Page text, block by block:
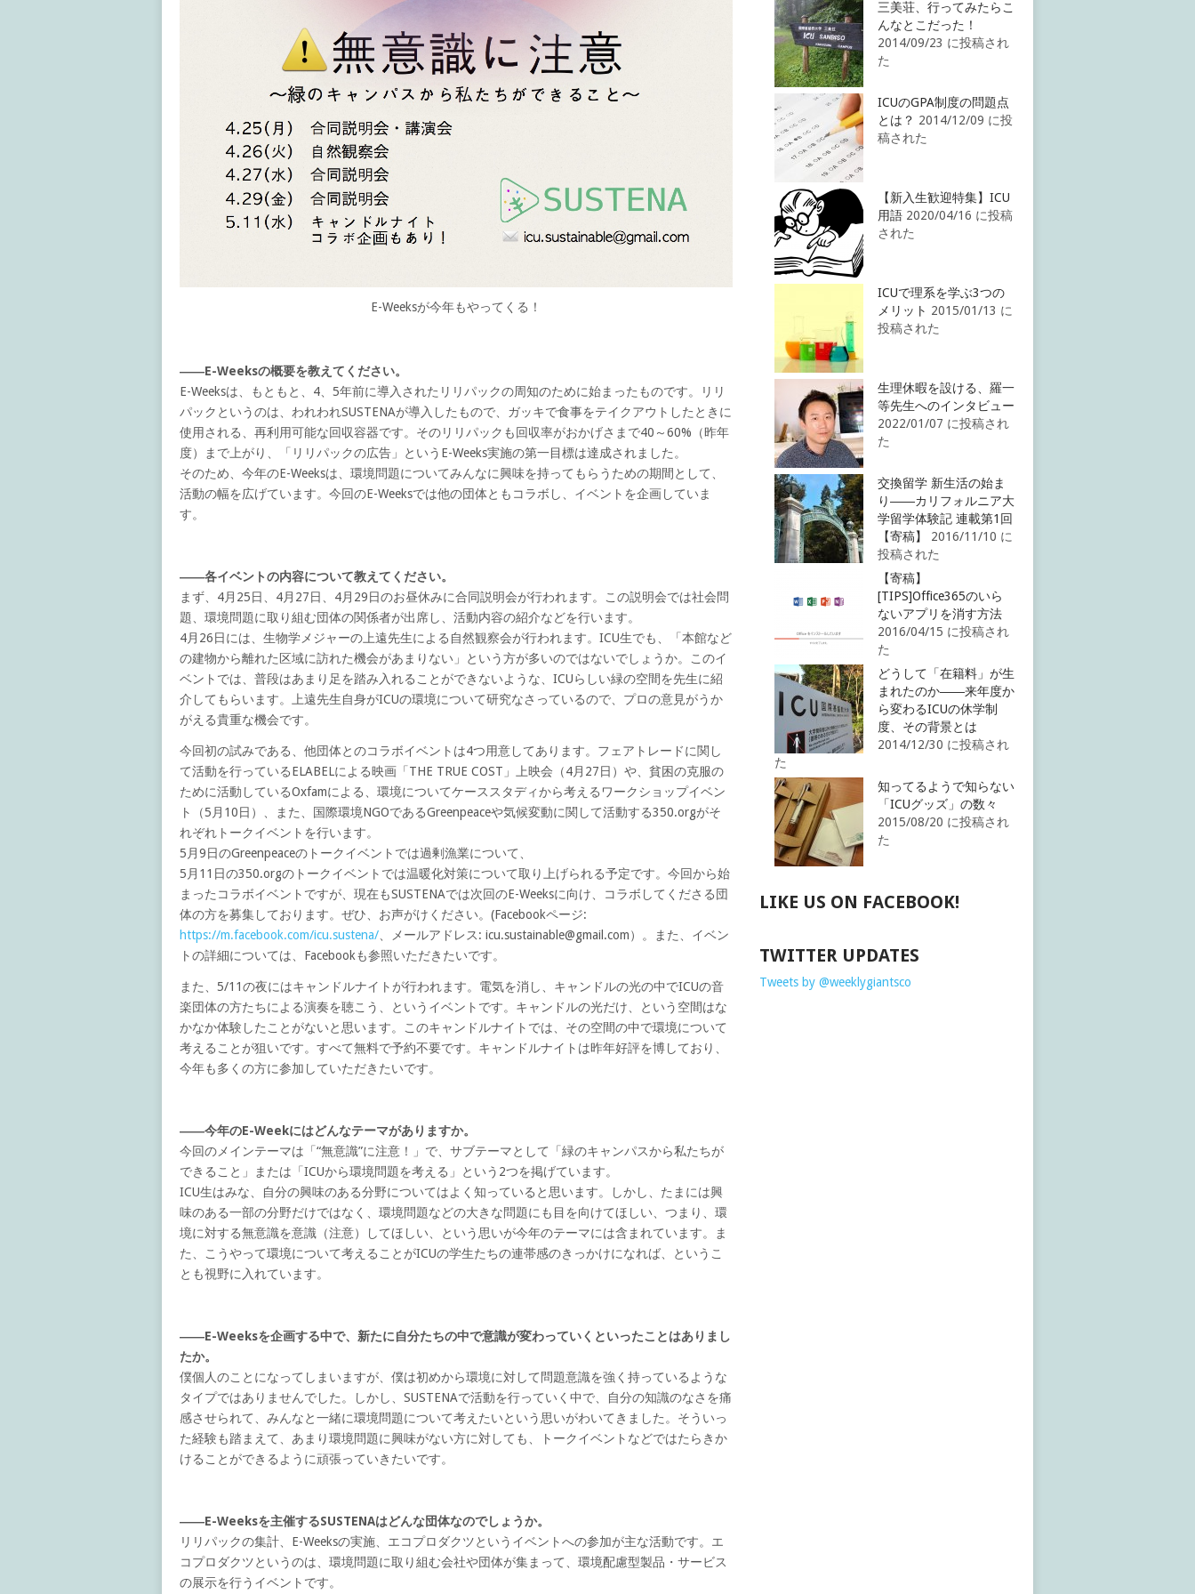
E-Weeksが今年もやってくる！
――E-Weeksの概要を教えてください。
E-Weeksは、もともと、4、5年前に導入されたリリパックの周知のために始まったものです。リリ
パックというのは、われわれSUSTENAが導入したもので、ガッキで食事をテイクアウトしたときに
使用される、再利用可能な回収容器です。そのリリパックも回収率がおかげさまで40～60%（昨年
度）まで上がり、「リリパックの広告」というE-Weeks実施の第一目標は達成されました。
そのため、今年のE-Weeksは、環境問題についてみんなに興味を持ってもらうための期間として、
活動の幅を広げています。今回のE-Weeksでは他の団体ともコラボし、イベントを企画していま
す。
――各イベントの内容について教えてください。
まず、4月25日、4月27日、4月29日のお昼休みに合同説明会が行われます。この説明会では社会問
題、環境問題に取り組む団体の関係者が出席し、活動内容の紹介などを行います。
4月26日には、生物学メジャーの上遠先生による自然観察会が行われます。ICU生でも、「本館など
の建物から離れた区域に訪れた機会があまりない」という方が多いのではないでしょうか。このイ
ベントでは、普段はあまり足を踏み入れることができないような、ICUらしい緑の空間を先生に紹
介してもらいます。上遠先生自身がICUの環境について研究なさっているので、プロの意見がうか
がえる貴重な機会です。
今回初の試みである、他団体とのコラボイベントは4つ用意してあります。フェアトレードに関し
て活動を行っているELABELによる映画「THE TRUE COST」上映会（4月27日）や、貧困の克服の
ために活動しているOxfamによる、環境についてケーススタディから考えるワークショップイベン
ト（5月10日）、また、国際環境NGOであるGreenpeaceや気候変動に関して活動する350.orgがそ
れぞれトークイベントを行います。
5月9日のGreenpeaceのトークイベントでは過剰漁業について、
5月11日の350.orgのトークイベントでは温暖化対策について取り上げられる予定です。今回から始
まったコラボイベントですが、現在もSUSTENAでは次回のE-Weeksに向け、コラボしてくださる団
体の方を募集しております。ぜひ、お声がけください。(Facebookページ:
https://m.facebook.com/icu.sustena/ 、メールアドレス: icu.sustainable@gmail.com）。また、イベン
トの詳細については、Facebookも参照いただきたいです。
また、5/11の夜にはキャンドルナイトが行われます。電気を消し、キャンドルの光の中でICUの音
楽団体の方たちによる演奏を聴こう、というイベントです。キャンドルの光だけ、という空間はな
かなか体験したことがないと思います。このキャンドルナイトでは、その空間の中で環境について
考えることが狙いです。すべて無料で予約不要です。キャンドルナイトは昨年好評を博しており、
今年も多くの方に参加していただきたいです。
――今年のE-Weekにはどんなテーマがありますか。
今回のメインテーマは「“無意識”に注意！」で、サブテーマとして「緑のキャンパスから私たちが
できること」または「ICUから環境問題を考える」という2つを掲げています。
ICU生はみな、自分の興味のある分野についてはよく知っていると思います。しかし、たまには興
味のある一部の分野だけではなく、環境問題などの大きな問題にも目を向けてほしい、つまり、環
境に対する無意識を意識（注意）してほしい、という思いが今年のテーマには含まれています。ま
た、こうやって環境について考えることがICUの学生たちの連帯感のきっかけになれば、というこ
とも視野に入れています。
――E-Weeksを企画する中で、新たに自分たちの中で意識が変わっていくといったことはありまし
たか。
僕個人のことになってしまいますが、僕は初めから環境に対して問題意識を強く持っているような
タイプではありませんでした。しかし、SUSTENAで活動を行っていく中で、自分の知識のなさを痛
感させられて、みんなと一緒に環境問題について考えたいという思いがわいてきました。そういっ
た経験も踏まえて、あまり環境問題に興味がない方に対しても、トークイベントなどではたらきか
けることができるように頑張っていきたいです。
――E-Weeksを主催するSUSTENAはどんな団体なのでしょうか。
リリパックの集計、E-Weeksの実施、エコプロダクツというイベントへの参加が主な活動です。エ
コプロダクツというのは、環境問題に取り組む会社や団体が集まって、環境配慮型製品・サービス
の展示を行うイベントです。
三美荘、行ってみたらこ
んなとこだった！
2014/09/23 に投稿され
た
ICUのGPA制度の問題点
とは？ 2014/12/09 に投
稿された
【新入生歓迎特集】ICU
用語 2020/04/16 に投稿
された
ICUで理系を学ぶ3つの
メリット 2015/01/13 に
投稿された
生理休暇を設ける、羅一
等先生へのインタビュー
2022/01/07 に投稿され
た
交換留学 新生活の始ま
り――カリフォルニア大
学留学体験記 連載第1回
【寄稿】
2016/11/10 に
投稿された
【寄稿】
[TIPS]Office365のいら
ないアプリを消す方法
2016/04/15 に投稿され
た
どうして「在籍料」が生
まれたのか――来年度か
ら変わるICUの休学制
度、その背景とは
2014/12/30 に投稿され
た
知ってるようで知らない
「ICUグッズ」の数々
2015/08/20 に投稿され
た
LIKE US ON FACEBOOK!
TWITTER UPDATES
Tweets by @weeklygiantsco